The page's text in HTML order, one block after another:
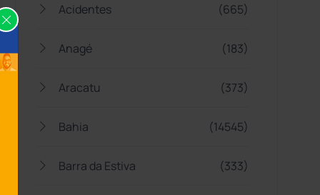
Acidentes (665)
Anagé (183)
Aracatu (373)
Bahia (14545)
Barra da Estiva (333)